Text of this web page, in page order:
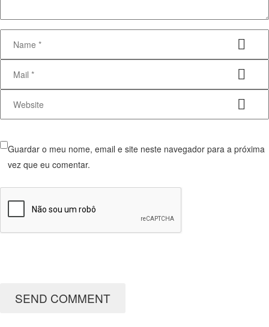
Guardar o meu nome, email e site neste navegador para a próxima
vez que eu comentar.
SEND COMMENT